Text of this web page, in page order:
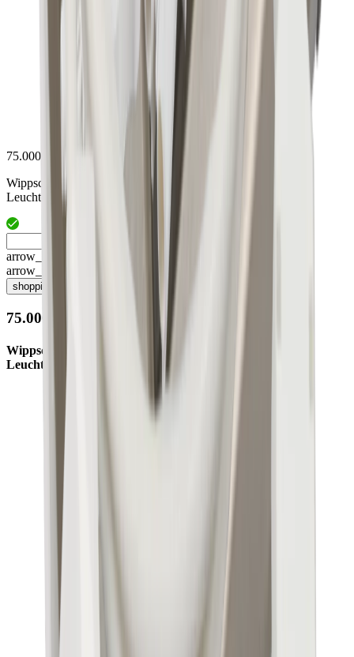
75.00080.11
Wippschalter weiss zu R32
Leuchte
arrow_drop_up
arrow_drop_down
shopping_cart
75.00080.11
Wippschalter weiss zu R32
Leuchte